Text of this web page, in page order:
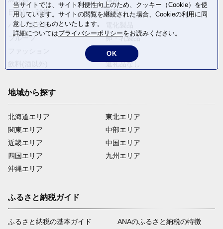
日用品・雑貨
野菜
パン・菓子類
フルーツ
卵・乳製品
米・穀物
返礼品なし
地域から探す
北海道エリア
関東エリア
近畿エリア
四国エリア
沖縄エリア
東北エリア
中部エリア
中国エリア
九州エリア
ふるさと納税ガイド
ふるさと納税の基本ガイド
ANAのふるさと納税の特徴
当サイトでは、サイト利便性向上のため、クッキー（Cookie）を使
用しています。サイトの閲覧を継続された場合、Cookieの利用に同
意したことものといたします。
詳細についてはプライバシーポリシーをお読みください。
OK